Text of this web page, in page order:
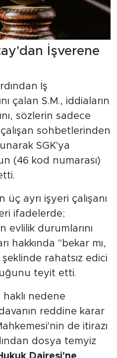
İşverene
İş
çalan S.M., iddiaların
sözlerin sadece
sohbetlerinden
SGK'ya
(46 kod numarası)
ayrı işyeri çalışanı
ifadelerde;
evlilik durumlarını
hakkında "bekar mı,
şeklinde rahatsız edici
teyit etti.
haklı nedene
reddine karar
de itirazı
dosya temyiz
Dairesi'ne